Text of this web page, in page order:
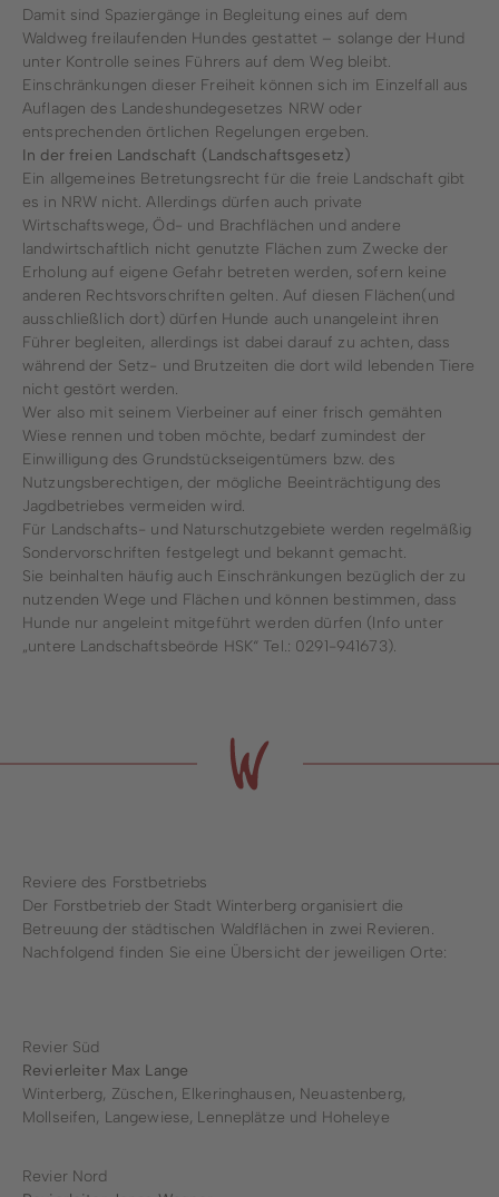
Damit sind Spaziergänge in Begleitung eines auf dem
Waldweg freilaufenden Hundes gestattet – solange der Hund
unter Kontrolle seines Führers auf dem Weg bleibt.
Einschränkungen dieser Freiheit können sich im Einzelfall aus
Auflagen des Landeshundegesetzes NRW oder
entsprechenden örtlichen Regelungen ergeben.
In der freien Landschaft (Landschaftsgesetz)
Ein allgemeines Betretungsrecht für die freie Landschaft gibt
es in NRW nicht. Allerdings dürfen auch private
Wirtschaftswege, Öd- und Brachflächen und andere
landwirtschaftlich nicht genutzte Flächen zum Zwecke der
Erholung auf eigene Gefahr betreten werden, sofern keine
anderen Rechtsvorschriften gelten. Auf diesen Flächen(und
ausschließlich dort) dürfen Hunde auch unangeleint ihren
Führer begleiten, allerdings ist dabei darauf zu achten, dass
während der Setz- und Brutzeiten die dort wild lebenden Tiere
nicht gestört werden.
Wer also mit seinem Vierbeiner auf einer frisch gemähten
Wiese rennen und toben möchte, bedarf zumindest der
Einwilligung des Grundstückseigentümers bzw. des
Nutzungsberechtigen, der mögliche Beeinträchtigung des
Jagdbetriebes vermeiden wird.
Für Landschafts- und Naturschutzgebiete werden regelmäßig
Sondervorschriften festgelegt und bekannt gemacht.
Sie beinhalten häufig auch Einschränkungen bezüglich der zu
nutzenden Wege und Flächen und können bestimmen, dass
Hunde nur angeleint mitgeführt werden dürfen (Info unter
„untere Landschaftsbeörde HSK“ Tel.: 0291-941673).
Reviere des Forstbetriebs
Der Forstbetrieb der Stadt Winterberg organisiert die
Betreuung der städtischen Waldflächen in zwei Revieren.
Nachfolgend finden Sie eine Übersicht der jeweiligen Orte:
Revier Süd
Revierleiter Max Lange
Winterberg, Züschen, Elkeringhausen, Neuastenberg,
Mollseifen, Langewiese, Lenneplätze und Hoheleye
Revier Nord